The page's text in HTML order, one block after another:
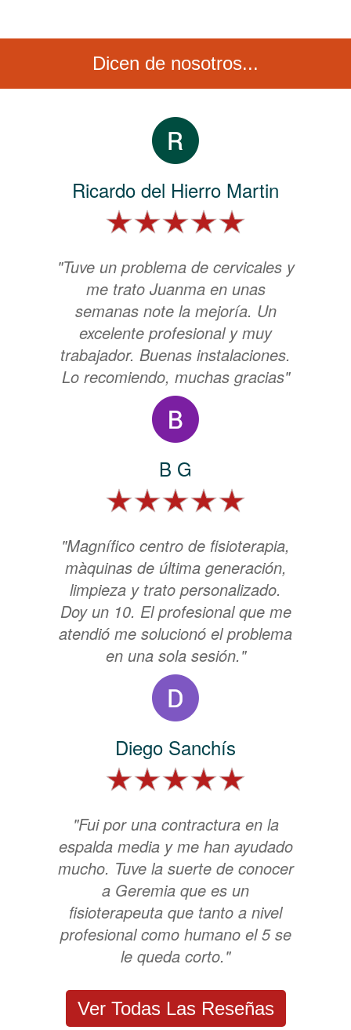
Dicen de nosotros...
Ricardo del Hierro Martin
"Tuve un problema de cervicales y
me trato Juanma en unas
semanas note la mejoría. Un
excelente profesional y muy
trabajador. Buenas instalaciones.
Lo recomiendo, muchas gracias"
B G
"Magnífico centro de fisioterapia,
màquinas de última generación,
limpieza y trato personalizado.
Doy un 10. El profesional que me
atendió me solucionó el problema
en una sola sesión."
Diego Sanchís
"Fui por una contractura en la
espalda media y me han ayudado
mucho. Tuve la suerte de conocer
a Geremia que es un
fisioterapeuta que tanto a nivel
profesional como humano el 5 se
le queda corto."
Ver Todas Las Reseñas